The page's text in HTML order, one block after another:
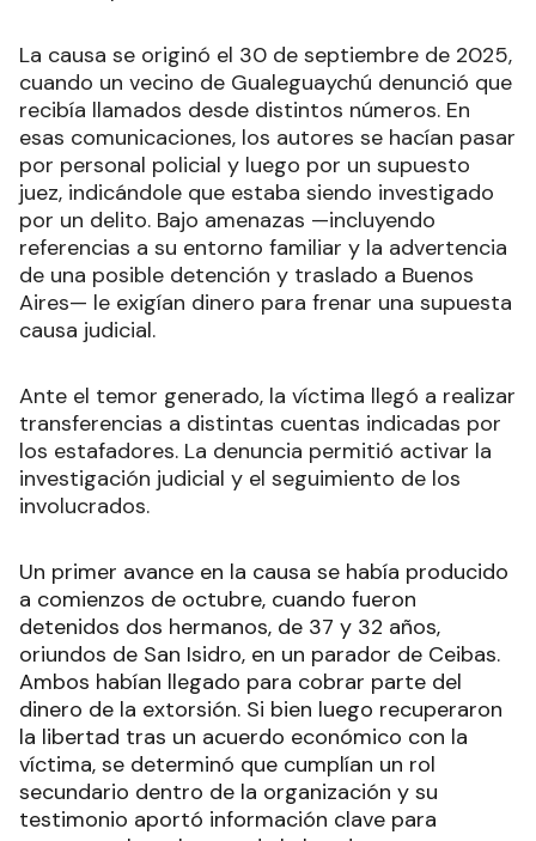
La causa se originó el 30 de septiembre de 2025,
cuando un vecino de Gualeguaychú denunció que
recibía llamados desde distintos números. En
esas comunicaciones, los autores se hacían pasar
por personal policial y luego por un supuesto
juez, indicándole que estaba siendo investigado
por un delito. Bajo amenazas —incluyendo
referencias a su entorno familiar y la advertencia
de una posible detención y traslado a Buenos
Aires— le exigían dinero para frenar una supuesta
causa judicial.
Ante el temor generado, la víctima llegó a realizar
transferencias a distintas cuentas indicadas por
los estafadores. La denuncia permitió activar la
investigación judicial y el seguimiento de los
involucrados.
Un primer avance en la causa se había producido
a comienzos de octubre, cuando fueron
detenidos dos hermanos, de 37 y 32 años,
oriundos de San Isidro, en un parador de Ceibas.
Ambos habían llegado para cobrar parte del
dinero de la extorsión. Si bien luego recuperaron
la libertad tras un acuerdo económico con la
víctima, se determinó que cumplían un rol
secundario dentro de la organización y su
testimonio aportó información clave para